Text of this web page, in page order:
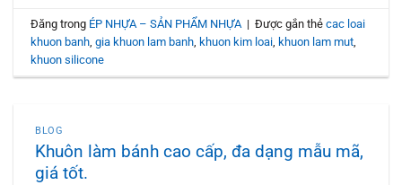
Đăng trong ÉP NHỰA – SẢN PHẨM NHỰA | Được gắn thẻcac loai
khuon banh ,gia khuon lam banh khuon kim loai khuon lam mut
khuon silicone
BLOG
Khuôn làm bánh cao cấp, đa dạng mẫu mã,
giá tốt.